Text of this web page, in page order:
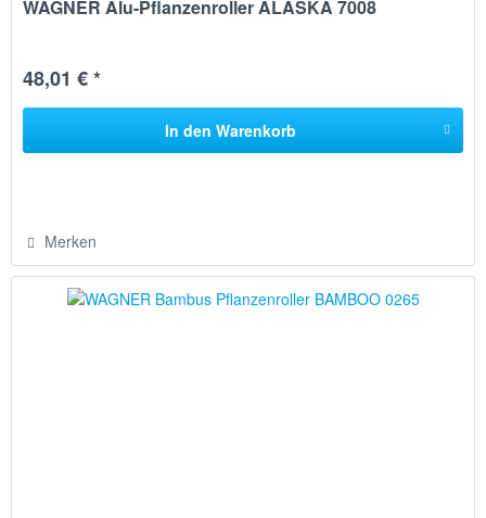
WAGNER Alu-Pflanzenroller ALASKA 7008
48,01 € *
In den Warenkorb
Merken